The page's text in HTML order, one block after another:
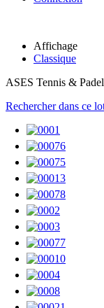
Affichage
Classique
ASES Tennis &
Rechercher dans ce